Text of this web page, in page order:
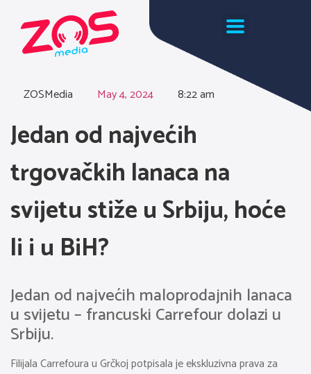
ZOSMedia May 4, 2024 8:22 am
Jedan od najvećih
trgovačkih lanaca na
svijetu stiže u Srbiju, hoće
li i u BiH?
Jedan od najvećih maloprodajnih lanaca
u svijetu – francuski Carrefour dolazi u
Srbiju.
Filijala Carrefoura u Grčkoj potpisala je ekskluzivna prava za